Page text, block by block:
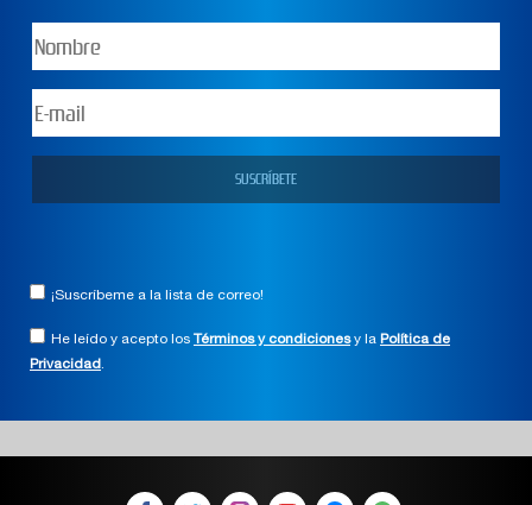
¡Suscríbeme a la lista de correo!
He leído y acepto los Términos y condicionesy la Política de
Privacidad.